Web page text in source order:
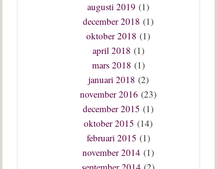
augusti 2019 (1)
december 2018 (1)
oktober 2018 (1)
april 2018 (1)
mars 2018 (1)
januari 2018 (2)
november 2016 (23)
december 2015 (1)
oktober 2015 (14)
februari 2015 (1)
november 2014 (1)